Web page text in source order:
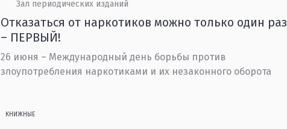
Зал периодических изданий
Отказаться от наркотиков можно только один раз
– ПЕРВЫЙ!
26 июня – Международный день борьбы против
злоупотребления наркотиками и их незаконного оборота
КНИЖНЫЕ